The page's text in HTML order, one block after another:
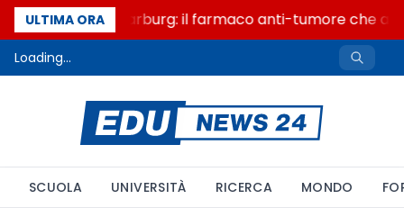
ULTIMA ORA
Un secolo di Warburg: il farmaco anti-tumore che
Loading...
SCUOLA UNIVERSITÀ RICERCA MONDO